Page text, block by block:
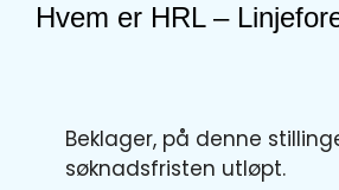
Hvem er HRL –
Beklager, på denne
søknadsfristen utløpt.